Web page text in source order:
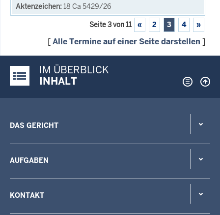
18 Ca 5429/26
Seite 3 von 11 « 2 3 4 »
[Alle Termine auf einer Seite darstellen ]
Justiz-Portal im Überblick:
IM ÜBERBLICK
INHALT
DAS GERICHT
AUFGABEN
KONTAKT